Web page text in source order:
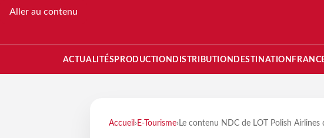
Aller au contenu
ACTUALITÉS PRODUCTION DISTRIBUTION DESTINATION
Accueil › E-Tourisme› Le contenu NDC de LOT Polish Airlines